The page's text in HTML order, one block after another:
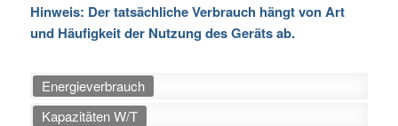
Hinweis: Der tatsächliche Verbrauch hängt von Art
und Häufigkeit der Nutzung des Geräts ab.
Energieverbrauch
Kapazitäten W/T